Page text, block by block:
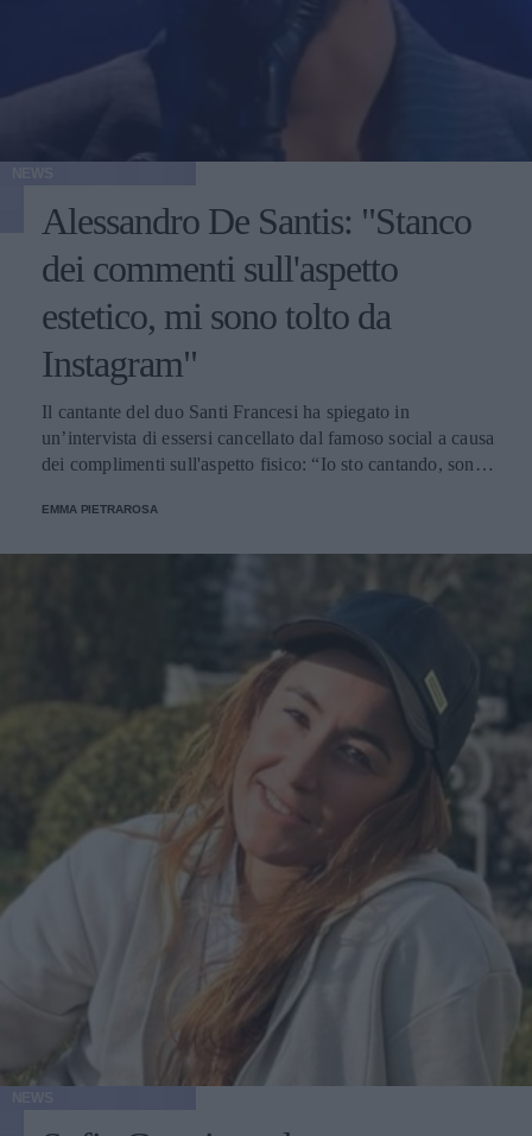
Alessandro De Santis: "Stanco
dei commenti sull'aspetto
estetico, mi sono tolto da
Instagram"
Il cantante del duo Santi Francesi ha spiegato in
un’intervista di essersi cancellato dal famoso social a causa
dei complimenti sull'aspetto fisico: “Io sto cantando, sono
EMMA PIETRAROSA